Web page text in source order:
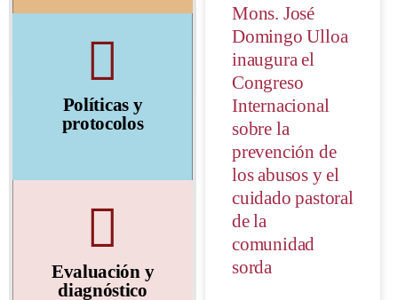
Políticas y
protocolos
El establecimiento de
normas, protocolos,
códigos de conducta y
manuales de buenas
prácticas para
favorecer el buen trato
en nuestros ambientes
información
Evaluación y
diagnóstico
Mons. José
Domingo Ulloa
inaugura el
Congreso
Internacional
sobre la
prevención de
los abusos y el
cuidado pastoral
de la
comunidad
sorda